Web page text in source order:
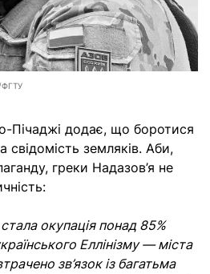
ФГТУ
Пічаджі додає, що боротися
свідомість земляків. Аби,
греки Надазов’я не
окупація понад 85%
Еллінізму — міста
зв’язок із багатьма